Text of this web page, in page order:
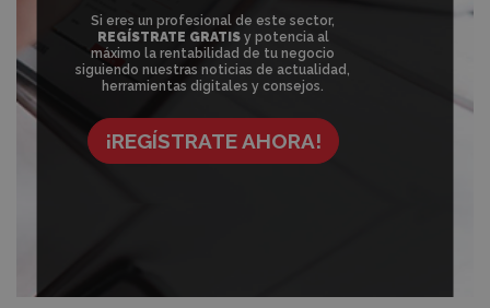
Si eres un profesional de este sector,
REGÍSTRATE GRATISy potencia al
máximo la rentabilidad de tu negocio
siguiendo nuestras noticias de actualidad,
herramientas digitales y consejos.
¡REGÍSTRATE AHORA!